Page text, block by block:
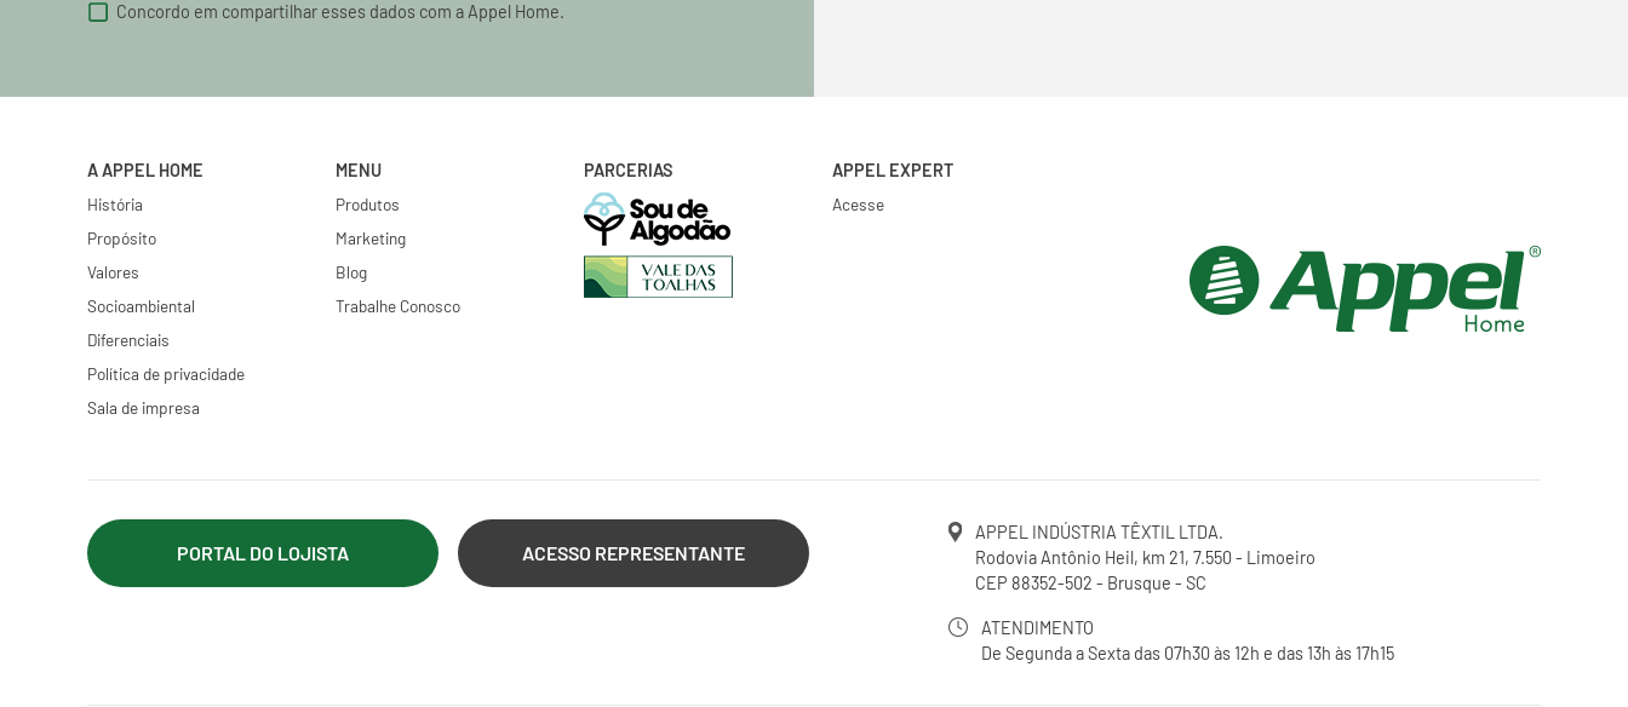
Concordo em compartilhar esses dados com a Appel Home.
A APPEL HOME
História
Propósito
Valores
Socioambiental
Diferenciais
Política de privacidade
Sala de impresa
MENU
Produtos
Marketing
Blog
Trabalhe Conosco
PARCERIAS
APPEL EXPERT
Acesse
PORTAL DO LOJISTA ACESSO REPRESENTANTE
APPEL INDÚSTRIA TÊXTIL LTDA.
Rodovia Antônio Heil, km 21, 7.550 - Limoeiro
CEP 88352-502 - Brusque - SC
ATENDIMENTO
De Segunda a Sexta das 07h30 às 12h e das 13h às 17h15